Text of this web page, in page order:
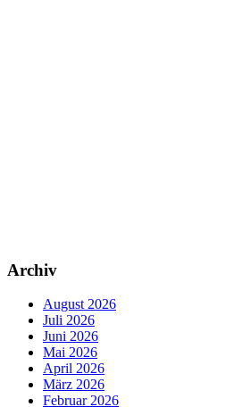
Archiv
August 2026
Juli 2026
Juni 2026
Mai 2026
April 2026
März 2026
Februar 2026